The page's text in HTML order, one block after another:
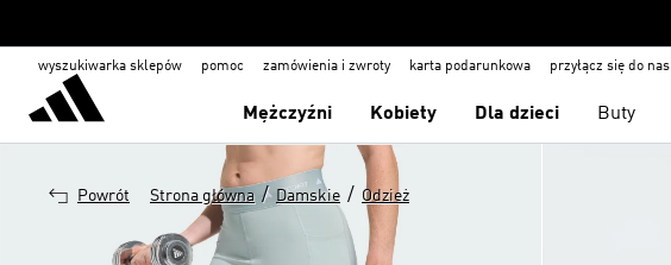
wyszukiwarka sklepów pomoc zamówienia i zwroty karta podarunkowa przyłącz się do nas
Mężczyźni Kobiety Dla dzieci Buty
Powrót Strona główna / Damskie / Odzież